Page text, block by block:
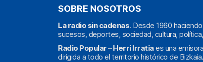
SOBRE NOSOTROS
La radio sin cadenas. Desde 1960
sucesos, deportes, sociedad, cultura,
Radio Popular – Herri Irratiaes una
dirigida a todo el territorio histórico de Bizkaia.